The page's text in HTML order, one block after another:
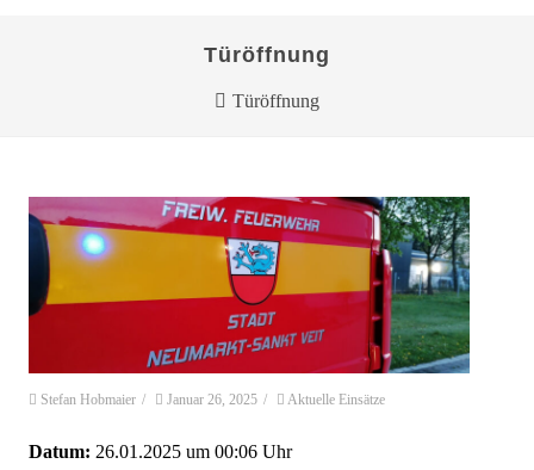
Türöffnung
Türöffnung
Stefan Hobmaier / Januar 26, 2025 / Aktuelle Einsätze
Datum: 26.01.2025 um 00:06 Uhr